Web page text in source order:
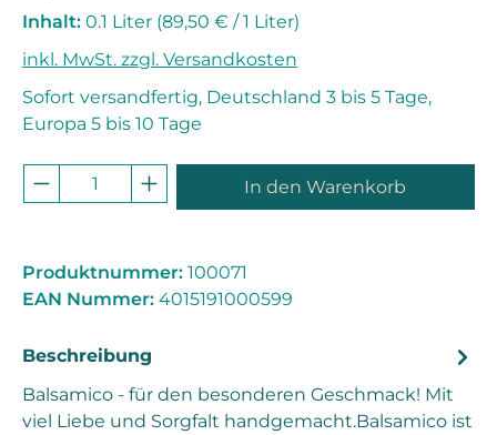
Inhalt: 0.1 Liter (89,50 € / 1 Liter)
inkl. MwSt. zzgl. Versandkosten
Sofort versandfertig, Deutschland 3 bis 5 Tage,
Europa 5 bis 10 Tage
Produkt Anzahl: Gib den
In den Warenkorb
Produktnummer: 100071
EAN Nummer: 4015191000599
Beschreibung
Balsamico - für den besonderen Geschmack! Mit
viel Liebe und Sorgfalt handgemacht.Balsamico ist